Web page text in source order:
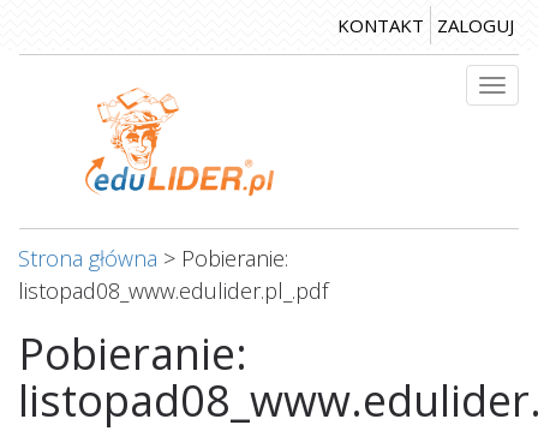
do
KONTAKT ZALOGUJ
Strona główna > Pobieranie:
listopad08_www.edulider.pl_.pdf
Pobieranie: